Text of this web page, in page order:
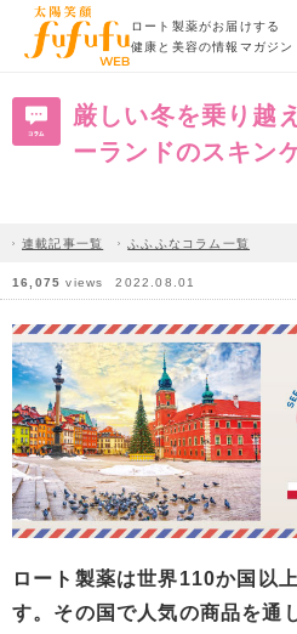
ロート製薬がお届けする
健康と美容の情報マガジン
厳しい冬を乗り越
ーランドのスキン
連載記事一覧 ふふふなコラム一覧
16,075 views 2022.08.01
ロート製薬は世界110か国以
す。その国で人気の商品を通